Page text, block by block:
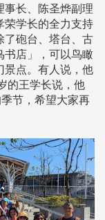
长、陈圣烨副理
荣学长的全力支持
了砲台、塔台、古
书店」，可以鸟瞰
景点。有人说，他
的王学长说，他
节，希望大家再